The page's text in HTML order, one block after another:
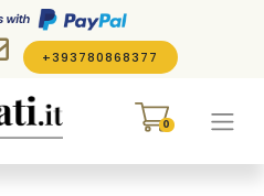
+393780868377
0